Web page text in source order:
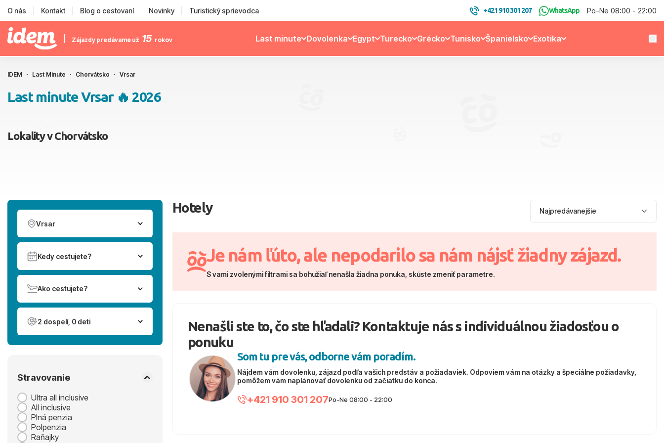
O nás Kontakt Blog o cestovaní Novinky Turistický sprievodca +421 910 301 207 WhatsApp Po-Ne 08:00 - 22:00
Zájazdy predávame už 15 rokov Last minute Dovolenka Egypt Turecko Grécko Tunisko Španielsko Exotika
IDEM Last Minute Chorvátsko Vrsar
Last minute Vrsar 🔥 2026
Lokality v Chorvátsko
Vrsar
Kedy cestujete?
Ako cestujete?
2 dospelí, 0 deti
Stravovanie
Ultra all inclusive
All inclusive
Plná penzia
Polpenzia
Raňajky
Hotely
Je nám ľúto, ale nepodarilo sa nám nájsť žiadny zájazd.
S vami zvolenými filtrami sa bohužiaľ nenašla žiadna ponuka, skúste zmeniť parametre.
Nenašli ste to, čo ste hľadali? Kontaktuje nás s individuálnou žiadosťou o
ponuku
Som tu pre vás, odborne vám poradím.
Nájdem vám dovolenku, zájazd podľa vašich predstáv a požiadaviek. Odpoviem vám na otázky a špeciálne požiadavky,
pomôžem vám naplánovať dovolenku od začiatku do konca.
+421 910 301 207Po-Ne 08:00 - 22:00